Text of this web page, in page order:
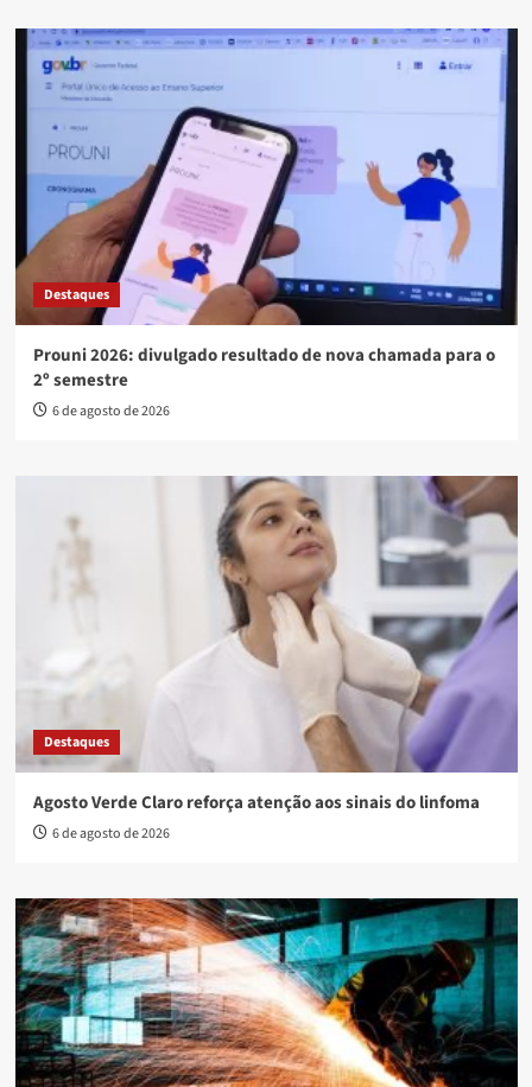
Destaques
Prouni 2026: divulgado resultado de nova chamada para o
2º semestre
6 de agosto de 2026
Destaques
Agosto Verde Claro reforça atenção aos sinais do linfoma
6 de agosto de 2026